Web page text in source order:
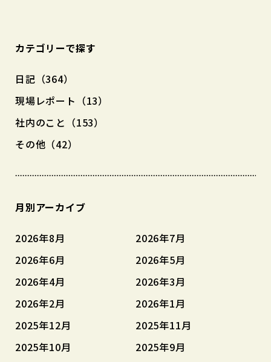
カテゴリーで探す
日記（364）
現場レポート（13）
社内のこと（153）
その他（42）
月別アーカイブ
2026年8月
2026年7月
2026年6月
2026年5月
2026年4月
2026年3月
2026年2月
2026年1月
2025年12月
2025年11月
2025年10月
2025年9月